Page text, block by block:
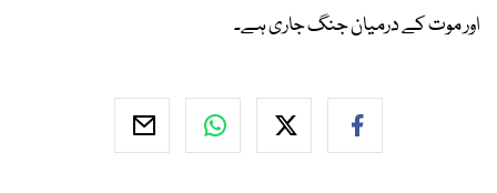
اور موت کے درمیان جنگ جاری ہے۔